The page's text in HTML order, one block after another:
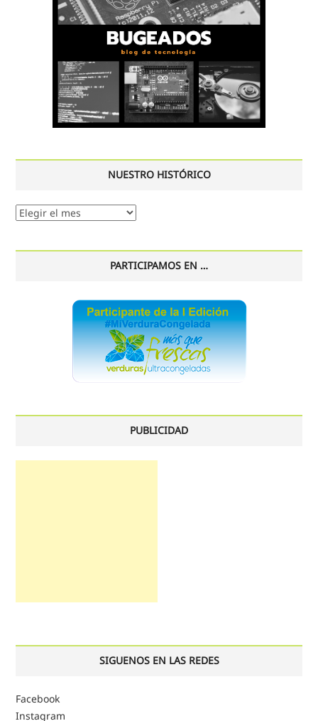
NUESTRO HISTÓRICO
Nuestro
PARTICIPAMOS EN …
PUBLICIDAD
SIGUENOS EN LAS REDES
Facebook
Instagram